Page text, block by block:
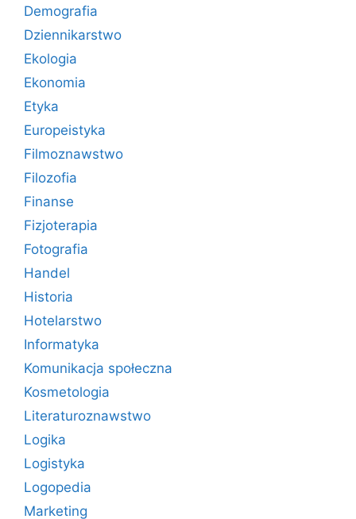
Demografia
Dziennikarstwo
Ekologia
Ekonomia
Etyka
Europeistyka
Filmoznawstwo
Filozofia
Finanse
Fizjoterapia
Fotografia
Handel
Historia
Hotelarstwo
Informatyka
Komunikacja społeczna
Kosmetologia
Literaturoznawstwo
Logika
Logistyka
Logopedia
Marketing